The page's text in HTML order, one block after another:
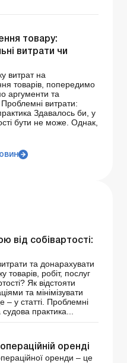
товару:
витрати чи
витрат на
товарів, попередимо
аргументи та
витрати:
Здавалось би, у
бути не може. Однак,
від собівартості:
та донарахувати
робіт, послуг
Як відстояти
та мінімізувати
– у статті. Проблемні
судова практика...
оренді
оренди – це